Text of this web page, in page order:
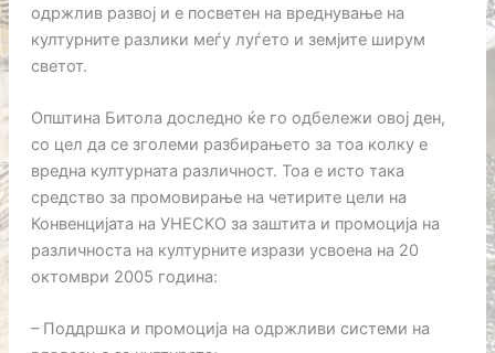
одржлив развој и е посветен на вреднување на
културните разлики меѓу луѓето и земјите ширум
светот.
Општина Битола доследно ќе го одбележи овој ден,
со цел да се зголеми разбирањето за тоа колку е
вредна културната различност. Тоа е исто така
средство за промовирање на четирите цели на
Конвенцијата на УНЕСКО за заштита и промоција на
различноста на културните изрази усвоена на 20
октомври 2005 година:
– Поддршка и промоција на одржливи системи на